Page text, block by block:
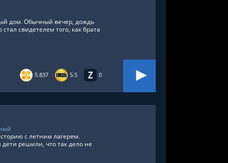
5.837 5.5 0
дом. Обычный вечер, дождь
свидетелем того, как брата
с летним лагерем.
решили, что так дело не